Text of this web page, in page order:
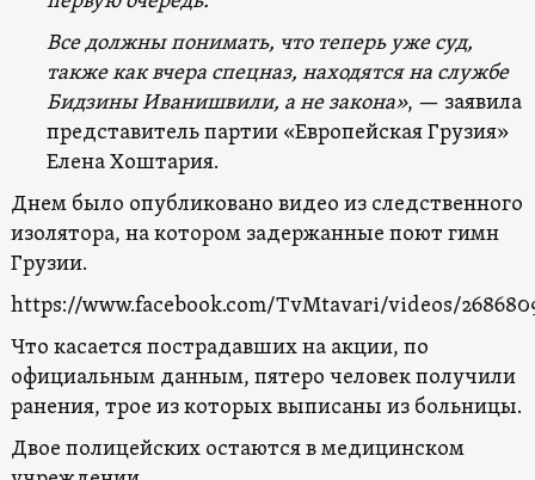
Все должны понимать, что теперь уже суд,
также как вчера спецназ, находятся на службе
Бидзины Иванишвили, а не закона», — заявила
представитель партии «Европейская Грузия»
Елена Хоштария.
Днем было опубликовано видео из следственного
изолятора, на котором задержанные поют гимн
Грузии.
https://www.facebook.com/TvMtavari/videos/
Что касается пострадавших на акции, по
официальным данным, пятеро человек получили
ранения, трое из которых выписаны из больницы.
Двое полицейских остаются в медицинском